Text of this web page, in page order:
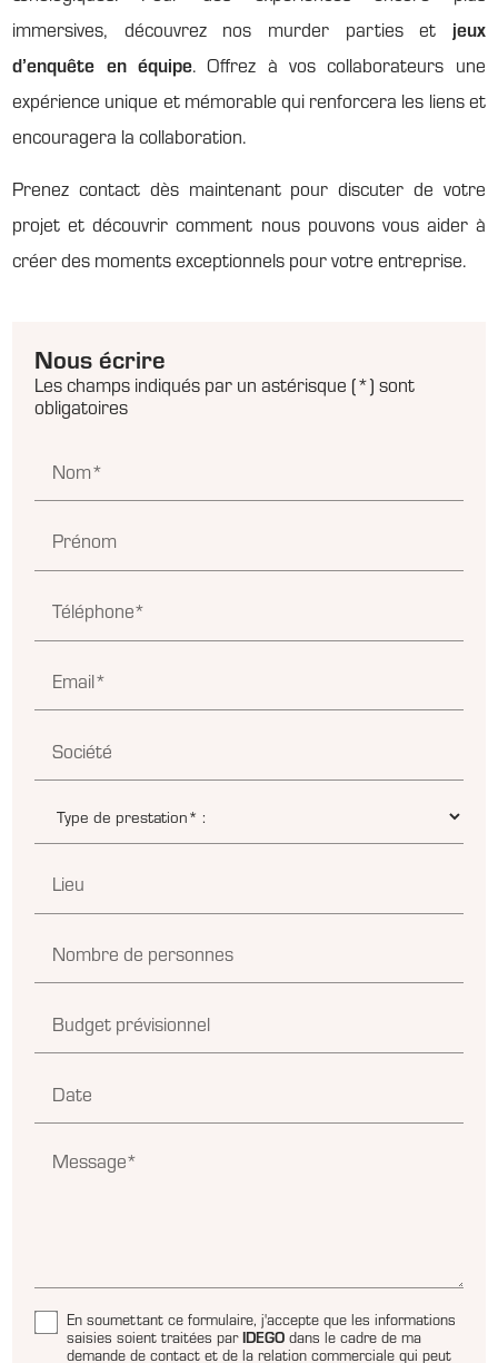
immersives, découvrez nos murder parties et jeux
d’enquête en équipe. Offrez à vos collaborateurs une
expérience unique et mémorable qui renforcera les liens et
encouragera la collaboration.
Prenez contact dès maintenant pour discuter de votre
projet et découvrir comment nous pouvons vous aider à
créer des moments exceptionnels pour votre entreprise.
Nous écrire
Les champs indiqués par un astérisque (*) sont
obligatoires
Nom*
Prénom
Téléphone*
Email*
Société
Lieu
Nombre de personnes
Budget prévisionnel
Date
Message*
En soumettant ce formulaire, j'accepte que les informations
saisies soient traitées parIDEGO dans le cadre de ma
demande de contact et de la relation commerciale qui peut